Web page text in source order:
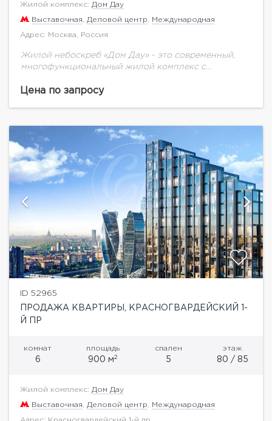
Жилой комплекс: Дом Дау
Выставочная Деловой центр Международная
Адрес: Москва, Россия
Жилой небоскреб «Дом Дау» - это современный,
многофункциональный жилой комплекс с
смотря на близость к кластеру «Москва-Сити», «Дом
Цена по запросу
ID 52965
ПРОДАЖА КВАРТИРЫ, КРАСНОГВАРДЕЙСКИЙ 1-
Й ПР
комнат
6
площадь
900 м2
спален
5
этаж
80 / 85
Жилой комплекс: Дом Дау
Выставочная Деловой центр Международная